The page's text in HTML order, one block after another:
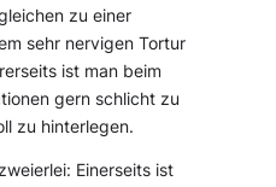
zu einer
sehr nervigen Tortur
ist man beim
gern schlicht zu
zu hinterlegen.
Einerseits ist